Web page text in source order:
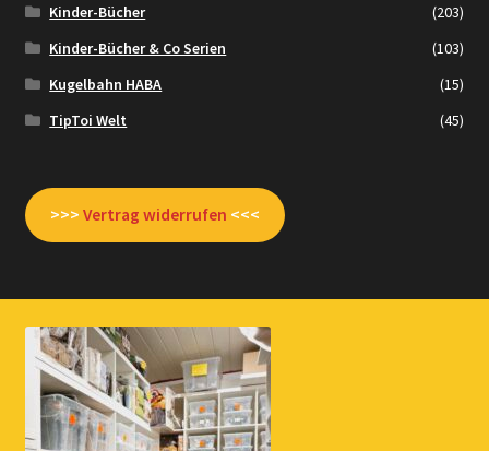
Kinder-Bücher
(203)
Kinder-Bücher & Co Serien
(103)
Kugelbahn HABA
(15)
TipToi Welt
(45)
>>> Vertrag widerrufen <<<